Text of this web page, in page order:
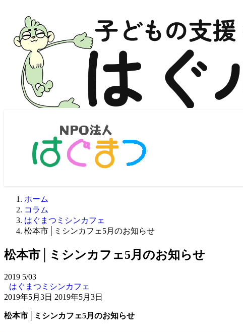
ホーム
コラム
はぐまつミシンカフェ
松本市│ミシンカフェ5月のお知らせ
松本市│ミシンカフェ5月のお知らせ
2019 5/03
はぐまつミシンカフェ
2019年5月3日 2019年5月3日
松本市│ミシンカフェ5月のお知らせ